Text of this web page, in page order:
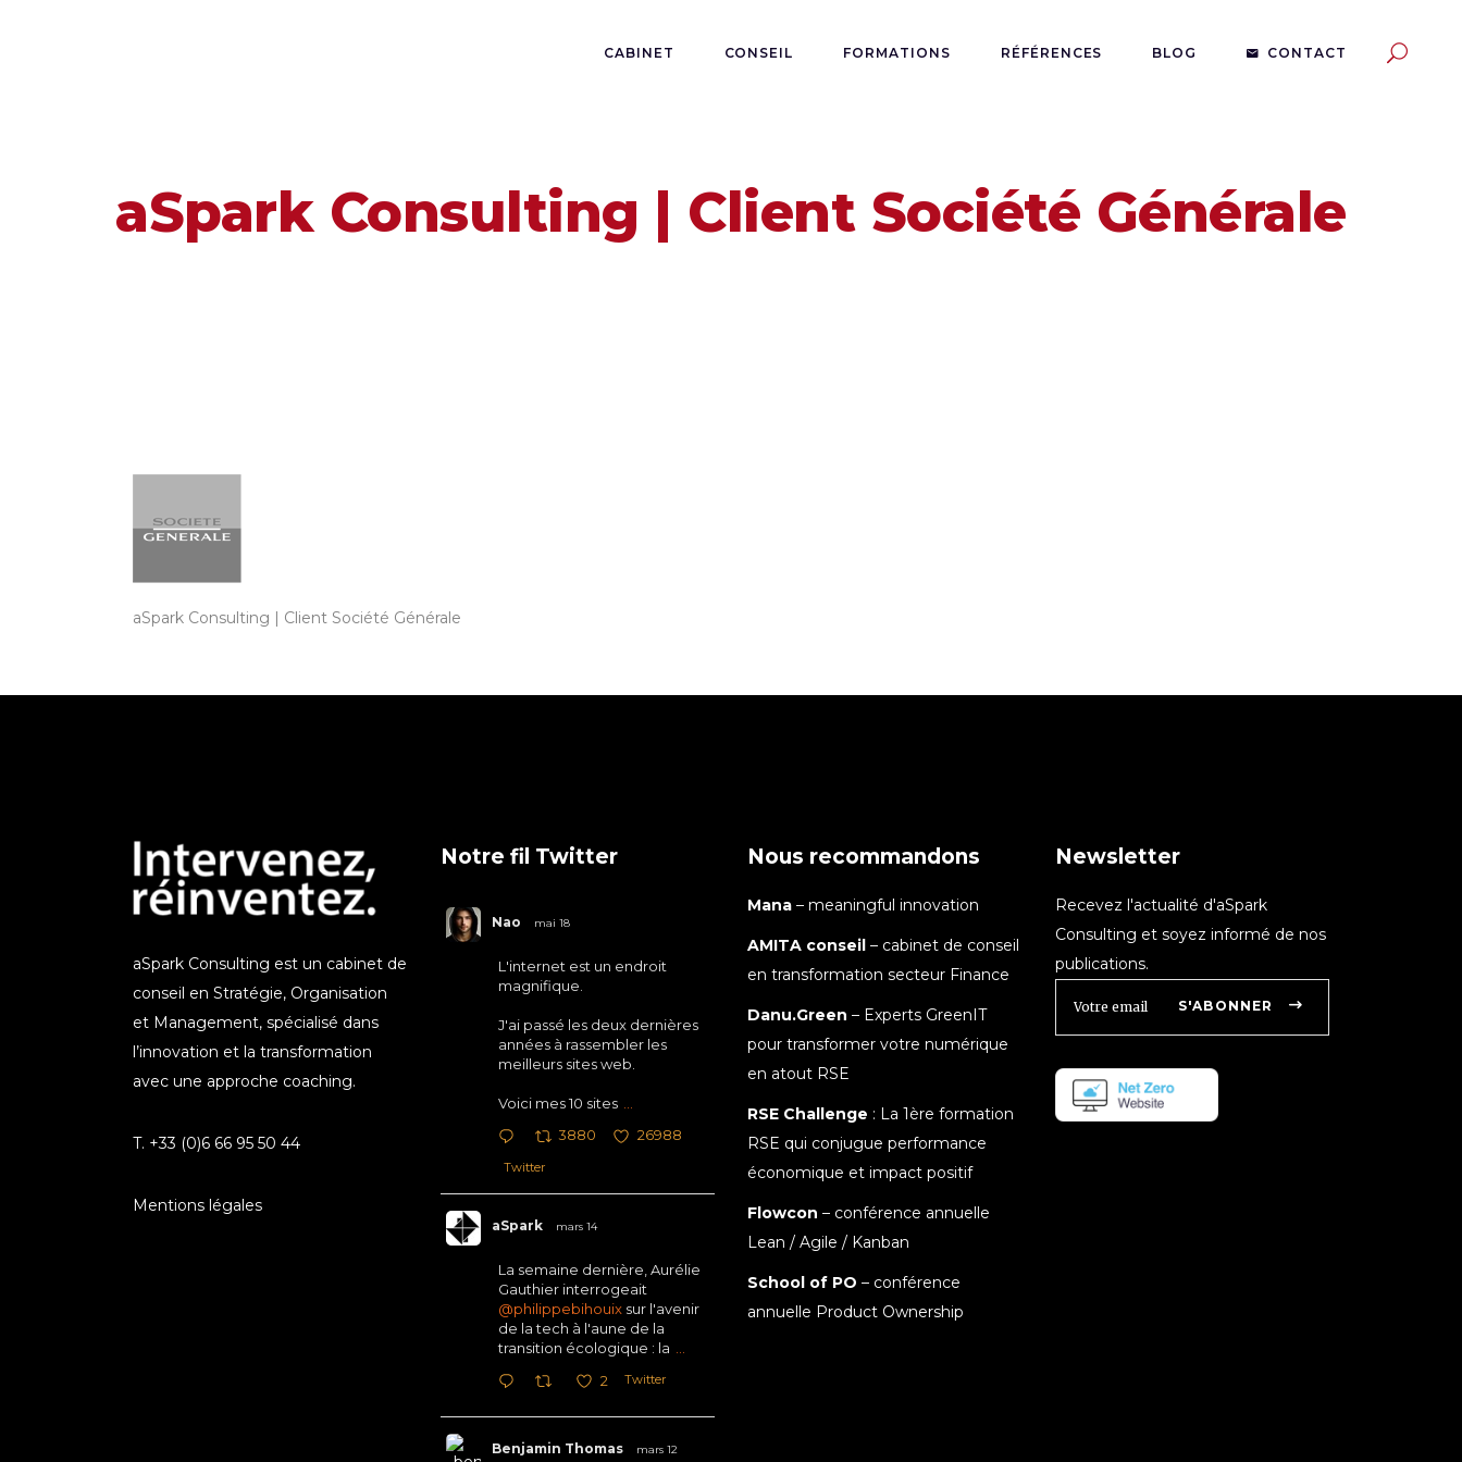
CABINET CONSEIL FORMATIONS RÉFÉRENCES BLOG CONTACT
aSpark Consulting | Client Société Générale
aSpark Consulting | Client Société Générale
aSpark Consulting est un cabinet de
conseil en Stratégie, Organisation
et Management, spécialisé dans
l’innovation et la transformation
avec une approche coaching.
T. +33 (0)6 66 95 50 44
Mentions légales
Notre fil Twitter
Nao mai 18
L'internet est un endroit
magnifique.
J'ai passé les deux dernières
années à rassembler les
meilleurs sites web.
Voici mes 10 sites
3880 26988
Twitter
aSpark mars 14
La semaine dernière, Aurélie
Gauthier interrogeait
@philippebihouixsur l'avenir
de la tech à l'aune de la
transition écologique : la ...
2 Twitter
Benjamin Thomas mars 12
Nous recommandons
Mana – meaningful innovation
AMITA conseil – cabinet de conseil
en transformation secteur Finance
Danu.Green – Experts GreenIT
pour transformer votre numérique
en atout RSE
RSE Challenge : La 1ère formation
RSE qui conjugue performance
économique et impact positif
Flowcon – conférence annuelle
Lean / Agile / Kanban
School of PO – conférence
annuelle Product Ownership
Newsletter
Recevez l'actualité d'aSpark
Consulting et soyez informé de nos
publications.
S'ABONNER